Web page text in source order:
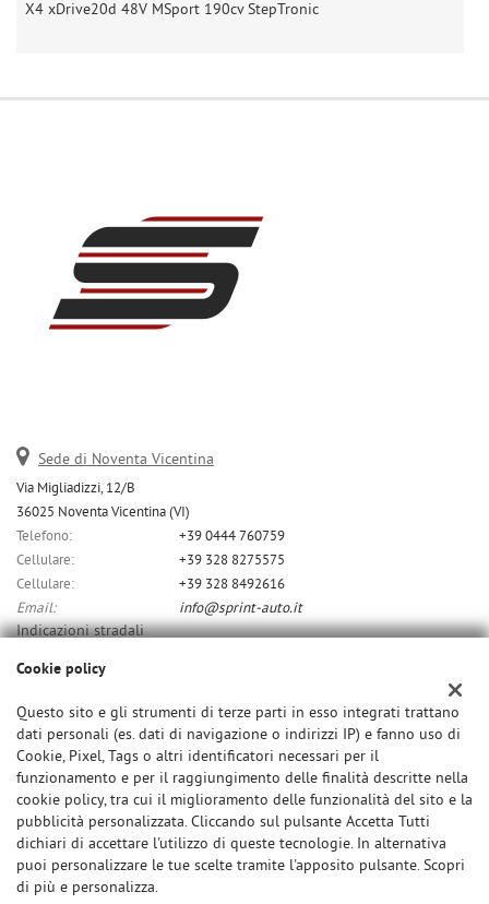
X4 xDrive20d 48V MSport 190cv StepTronic
Sede di Noventa Vicentina
Via Migliadizzi, 12/B
36025 Noventa Vicentina (VI)
Telefono:
+39 0444 760759
Cellulare:
+39 328 8275575
Cellulare:
+39 328 8492616
Email:
info@sprint-auto.it
Indicazioni stradali
Dati fiscali:
C.F/P.IVA:01532370291
Cookie policy
Questo sito e gli strumenti di terze parti in esso integrati trattano
dati personali (es. dati di navigazione o indirizzi IP) e fanno uso di
Cookie, Pixel, Tags o altri identificatori necessari per il
funzionamento e per il raggiungimento delle finalità descritte nella
cookie policy, tra cui il miglioramento delle funzionalità del sito e la
pubblicità personalizzata. Cliccando sul pulsante Accetta Tutti
dichiari di accettare l'utilizzo di queste tecnologie. In alternativa
puoi personalizzare le tue scelte tramite l'apposito pulsante. Scopri
di più e personalizza.